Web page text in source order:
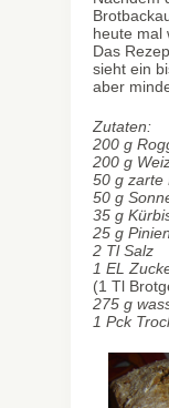
heute mal
Das
sieht ein
aber
Zutaten:
200 g
200 g
50 g zarte
50 g
35 g
25 g
2 Tl Salz
1 EL
(1 Tl
275 g
1 Pck